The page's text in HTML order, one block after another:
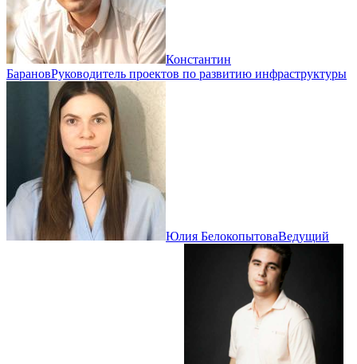
Константин
БарановРуководитель проектов по развитию инфраструктуры
Юлия БелокопытоваВедущий